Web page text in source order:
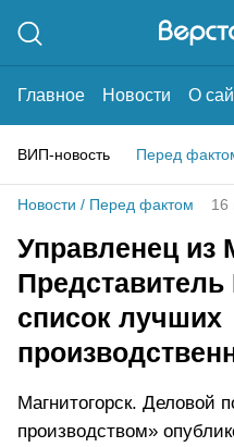
Главное Новости О
ВИП-новость Перед
Новости / Перед фактом 16
Управленец из
список лучших
Магнитогорск. Деловой
производством»